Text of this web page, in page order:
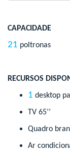
CAPACIDADE
21 poltronas
RECURSOS
1 desktop
TV 65’’
Quadro
Ar